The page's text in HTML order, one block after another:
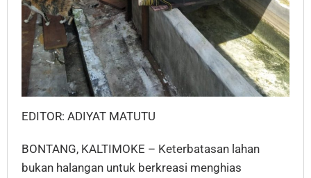
EDITOR: ADIYAT MATUTU
BONTANG, KALTIMOKE – Keterbatasan lahan
bukan halangan untuk berkreasi menghias